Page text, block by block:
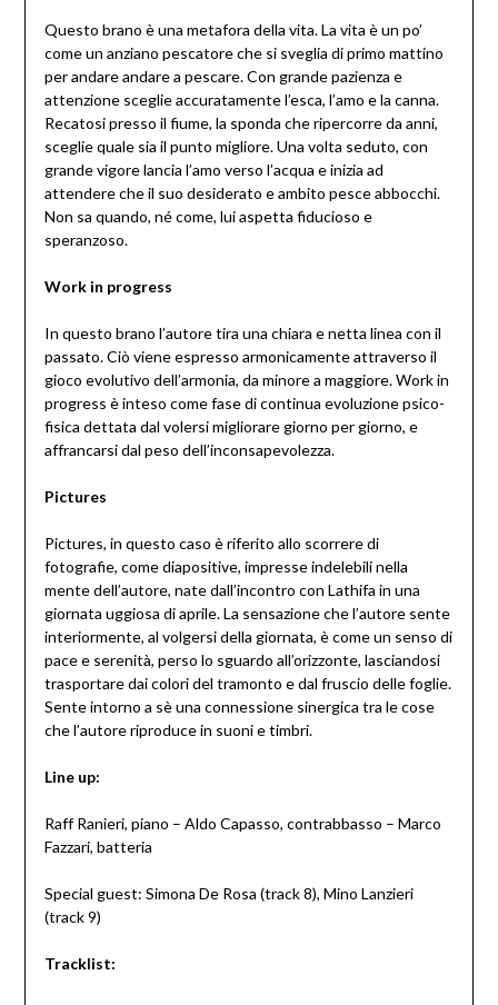
Questo brano è una metafora della vita. La vita è un po’
come un anziano pescatore che si sveglia di primo mattino
per andare andare a pescare. Con grande pazienza e
attenzione sceglie accuratamente l’esca, l’amo e la canna.
Recatosi presso il fiume, la sponda che ripercorre da anni,
sceglie quale sia il punto migliore. Una volta seduto, con
grande vigore lancia l’amo verso l’acqua e inizia ad
attendere che il suo desiderato e ambito pesce abbocchi.
Non sa quando, né come, lui aspetta fiducioso e
speranzoso.
Work in progress
In questo brano l’autore tira una chiara e netta linea con il
passato. Ciò viene espresso armonicamente attraverso il
gioco evolutivo dell’armonia, da minore a maggiore. Work in
progress è inteso come fase di continua evoluzione psico-
fisica dettata dal volersi migliorare giorno per giorno, e
affrancarsi dal peso dell’inconsapevolezza.
Pictures
Pictures, in questo caso è riferito allo scorrere di
fotografie, come diapositive, impresse indelebili nella
mente dell’autore, nate dall’incontro con Lathifa in una
giornata uggiosa di aprile. La sensazione che l’autore sente
interiormente, al volgersi della giornata, è come un senso di
pace e serenità, perso lo sguardo all’orizzonte, lasciandosi
trasportare dai colori del tramonto e dal fruscio delle foglie.
Sente intorno a sè una connessione sinergica tra le cose
che l’autore riproduce in suoni e timbri.
Line up:
Raff Ranieri, piano – Aldo Capasso, contrabbasso – Marco
Fazzari, batteria
Special guest: Simona De Rosa (track 8), Mino Lanzieri
(track 9)
Tracklist: